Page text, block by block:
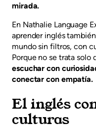
mirada.
En Nathalie Language
aprender inglés
mundo sin filtros, con
Porque no se trata solo
escuchar con
conectar con empatía.
El inglés
culturas